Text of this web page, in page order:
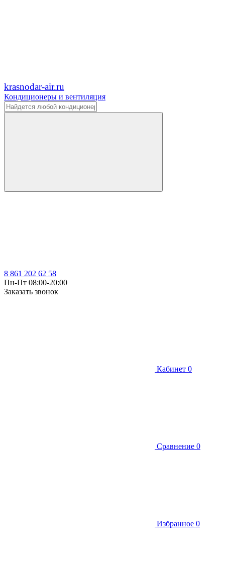
krasnodar-air.ru
Кондиционеры и вентиляция
8 861 202 62 58
Пн-Пт 08:00-20:00
Заказать звонок
Кабинет 0
Сравнение 0
Избранное 0